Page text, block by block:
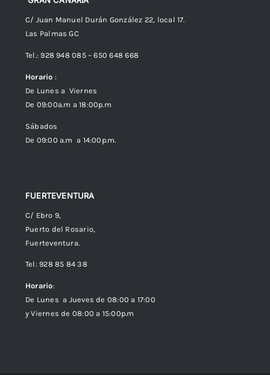
C/ Juan Manuel Durán González 22, local 17.
Las Palmas GC
Tel.: 928 948 085 – 650 648 668
Horario :
De Lunes a Viernes
De 09:00a.m a 18:00p.m
Sábados
De 09:00 a.m a 14:00p.m.
FUERTEVENTURA
C/ Ebro 9,
Puerto del Rosario,
Fuerteventura.
Tel: 928 85 84 38
Horario:
De Lunes a Jueves de 08:00 a 17:00
y Viernes de 08:00 a 15:00p.m
Envíos
Política de Privacidad